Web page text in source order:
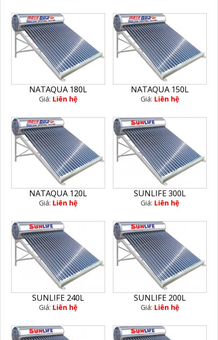
NATAQUA 180L
Giá: Liên hệ
NATAQUA 150L
Giá: Liên hệ
NATAQUA 120L
Giá: Liên hệ
SUNLIFE 300L
Giá: Liên hệ
SUNLIFE 240L
Giá: Liên hệ
SUNLIFE 200L
Giá: Liên hệ